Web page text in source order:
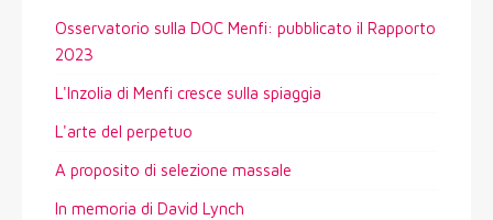
Osservatorio sulla DOC Menfi: pubblicato il Rapporto
2023
L'Inzolia di Menfi cresce sulla spiaggia
L'arte del perpetuo
A proposito di selezione massale
In memoria di David Lynch